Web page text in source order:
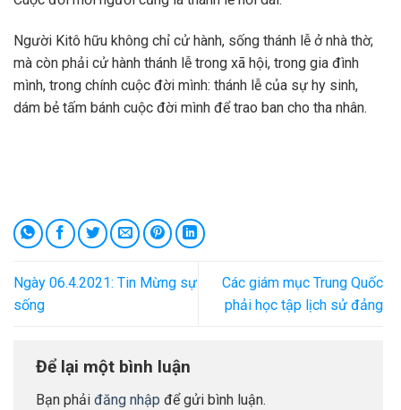
Người Kitô hữu không chỉ cử hành, sống thánh lễ ở nhà thờ;
mà còn phải cử hành thánh lễ trong xã hội, trong gia đình
mình, trong chính cuộc đời mình: thánh lễ của sự hy sinh,
dám bẻ tấm bánh cuộc đời mình để trao ban cho tha nhân.
Ngày 06.4.2021: Tin Mừng sự
sống
Các giám mục Trung Quốc
phải học tập lịch sử đảng
Để lại một bình luận
Bạn phải đăng nhập để gửi bình luận.